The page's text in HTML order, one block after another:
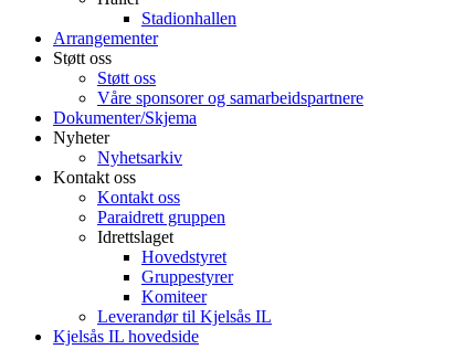
Stadionhallen
Arrangementer
Støtt oss
Støtt oss
Våre sponsorer og samarbeidspartnere
Dokumenter/Skjema
Nyheter
Nyhetsarkiv
Kontakt oss
Kontakt oss
Paraidrett gruppen
Idrettslaget
Hovedstyret
Gruppestyrer
Komiteer
Leverandør til Kjelsås IL
Kjelsås IL hovedside